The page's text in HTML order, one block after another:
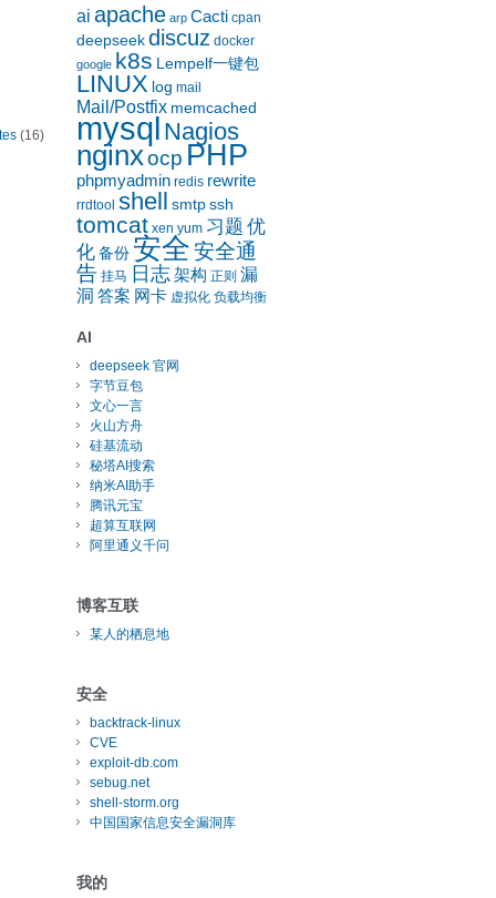
(16)
ai apache arp Cacti cpan
deepseek discuz docker
google k8s Lempelf一键包
LINUX log mail
Mail/Postfix memcached
mysql Nagios
nginxocp PHP
phpmyadmin redis rewrite
rrdtool shell smtp ssh
tomcat xen yum 习题 优
化 备份 安全安全通
告 挂马 日志架构 正则 漏
洞 答案 网卡 虚拟化 负载均衡
AI
deepseek 官网
字节豆包
文心一言
火山方舟
硅基流动
秘塔AI搜索
纳米AI助手
腾讯元宝
超算互联网
阿里通义千问
博客互联
某人的栖息地
安全
backtrack-linux
CVE
exploit-db.com
sebug.net
shell-storm.org
中国国家信息安全漏洞库
我的